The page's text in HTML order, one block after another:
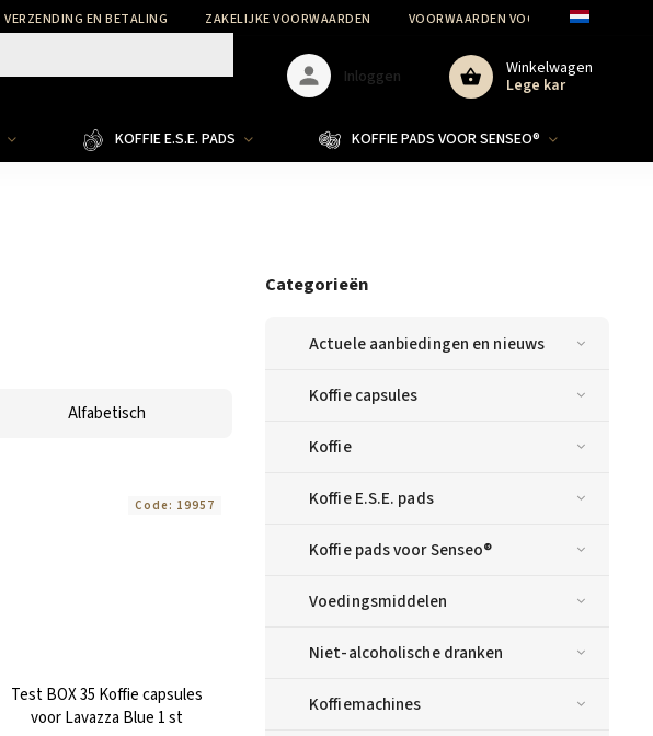
VERZENDING EN BETALING ZAKELIJKE VOORWAARDEN VOORWAARDEN VOOR DE
Winkelwagen
Lege kar
Inloggen
KOFFIE E.S.E. PADS KOFFIE PADS VOOR SENSEO®
Categorieën
Actuele aanbiedingen en nieuws
Koffie capsules
Koffie
Koffie E.S.E. pads
Koffie pads voor Senseo®
Voedingsmiddelen
Niet-alcoholische dranken
Koffiemachines
Alfabetisch
Test BOX 35 Koffie capsules
voor Lavazza Blue 1 st
Code: 19957